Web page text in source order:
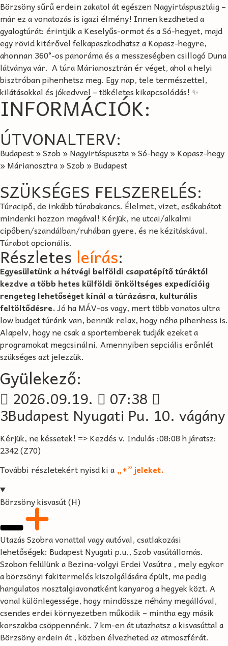
Börzsöny sűrű erdein zakatol át egészen Nagyirtáspusztáig –
már ez a vonatozás is igazi élmény! Innen kezdheted a
gyalogtúrát: érintjük a Keselyűs-ormot és a Só-hegyet, majd
egy rövid kitérővel felkapaszkodhatsz a Kopasz-hegyre,
ahonnan 360°-os panoráma és a messzeségben csillogó Duna
látványa vár. ️ A túra Márianosztrán ér véget, ahol a helyi
bisztróban pihenhetsz meg. Egy nap, tele természettel,
kilátásokkal és jókedvvel – tökéletes kikapcsolódás! ✨
INFORMÁCIÓK:​
ÚTVONALTERV:
Budapest » Szob » Nagyirtáspuszta » Só-hegy » Kopasz-hegy
» Márianosztra » Szob » Budapest
SZÜKSÉGES FELSZERELÉS:
Túracipő, de inkább túrabakancs. Élelmet, vizet, esőkabátot
mindenki hozzon magával! Kérjük, ne utcai/alkalmi
cipőben/szandálban/ruhában gyere, és ne kézitáskával.
Túrabot opcionális.
Részletes leírás:
Egyesületünk a hétvégi belföldi csapatépítő túráktól
kezdve a több hetes külföldi önköltséges expedícióig
rengeteg lehetőséget kínál a túrázásra, kulturális
feltöltődésre.Jó ha MÁV-os vagy, mert több vonatos ultra
low budget túránk van, bennük relax, hogy néha pihenhess is.
Alapelv, hogy ne csak a sportemberek tudják ezeket a
programokat megcsinálni. Amennyiben sepciális erőnlét
szükséges azt jelezzük.
Gyülekező:
2026.09.19. 07:38
3Budapest Nyugati Pu. 10. vágány
Kérjük, ne késsetek! => Kezdés v. Indulás :08:08 h járatsz:
2342 (Z70)
További részletekért nyisd ki a „+” jeleket.
Börzsöny kisvasút (H)
Utazás Szobra vonattal vagy autóval, csatlakozási
lehetőségek: Budapest Nyugati p.u., Szob vasútállomás.
Szobon felülünk a Bezina-völgyi Erdei Vasútra , mely egykor
a börzsönyi fakitermelés kiszolgálására épült, ma pedig
hangulatos nosztalgiavonatként kanyarog a hegyek közt. A
vonal különlegessége, hogy mindössze néhány megállóval,
csendes erdei környezetben működik – mintha egy másik
korszakba csöppennénk. 7 km-en át utazhatsz a kisvasúttal a
Börzsöny erdein át , közben élvezheted az atmoszférát.